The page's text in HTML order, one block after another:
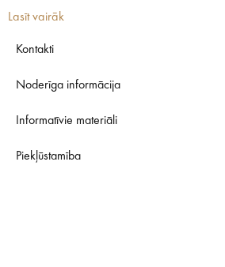
Lasīt vairāk
Kontakti
Noderīga informācija
Informatīvie materiāli
Piekļūstamība